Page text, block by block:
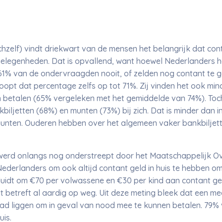
vindt driekwart van de mensen het belangrijk dat
Dat is opvallend, want hoewel Nederlanders
van de ondervraagden nooit, of zelden nog contant te
dat percentage zelfs op tot 71%. Zij vinden het ook
(65% vergeleken met het gemiddelde van 74%).
(68%) en munten (73%) bij zich. Dat is minder dan
Ouderen hebben over het algemeen vaker
onlangs nog onderstreept door het Maatschappelijk
om ook altijd contant geld in huis te hebben
om €70 per volwassene en €30 per kind aan contant
al aardig op weg. Uit deze meting bleek dat een
liggen om in geval van nood mee te kunnen betalen.